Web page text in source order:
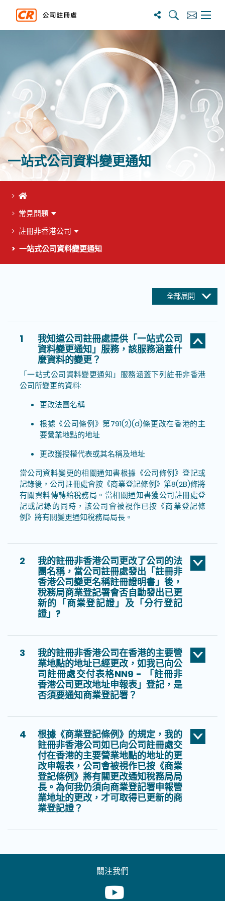
搜寻 订阅主选
一站式公司資料變更通知
首頁
常見問題
註冊非香港公司
一站式公司資料變更通知
全部展開
1
我知道公司註冊處提供「一站式公司
資料變更通知」服務，該服務涵蓋什
麼資料的變更？
「一站式公司資料變更通知」服務涵蓋下列註冊非香港
公司所變更的資料:
更改法團名稱
根據《公司條例》第791(2)(d)條更改在香港的主
要營業地點的地址
更改獲授權代表或其名稱及地址
當公司資料變更的相關通知書根據《公司條例》登記或
記錄後，公司註冊處會按《商業登記條例》第8(2B)條將
有關資料傳轉給稅務局。當相關通知書獲公司註冊處登
記或記錄的同時，該公司會被視作已按《商業登記條
例》將有關變更通知稅務局局長。
2
我的註冊非香港公司更改了公司的法
團名稱，當公司註冊處發出「註冊非
香港公司變更名稱註冊證明書」後，
稅務局商業登記署會否自動發出已更
新的「商業登記證」及「分行登記
證」?
3
我的註冊非香港公司在香港的主要營
業地點的地址已經更改，如我已向公
司註冊處交付表格NN9 - 「註冊非
香港公司更改地址申報表」登記，是
否須要通知商業登記署？
4
根據《商業登記條例》的規定，我的
註冊非香港公司如已向公司註冊處交
付在香港的主要營業地點的地址的更
改申報表，公司會被視作已按《商業
登記條例》將有關更改通知稅務局局
長。為何我仍須向商業登記署申報營
業地址的更改，才可取得已更新的商
業登記證？
關注我們
Youtube [This link will pop up in